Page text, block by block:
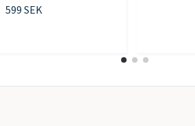
599 SEK